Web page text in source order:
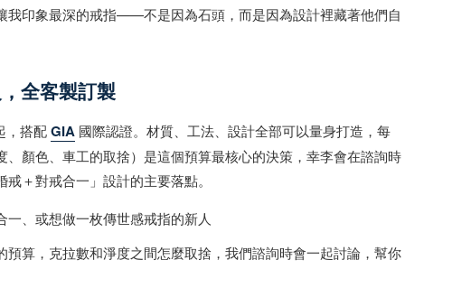
我印象最深的戒指——不是因為石頭，而是因為設計裡藏著他們自
全客製訂製
，搭配GIA 國際認證。材質、工法、設計全部可以量身打造，每
顏色、車工的取捨）是這個預算最核心的決策，幸李會在諮詢時
＋對戒合一」設計的主要落點。
、或想做一枚傳世感戒指的新人
算，克拉數和淨度之間怎麼取捨，我們諮詢時會一起討論，幫你